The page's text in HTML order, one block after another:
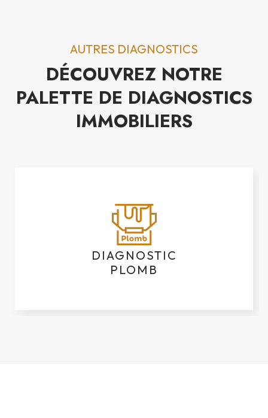
AUTRES DIAGNOSTICS
DÉCOUVREZ NOTRE
PALETTE DE DIAGNOSTICS
IMMOBILIERS
DIAGNOSTIC
PLOMB